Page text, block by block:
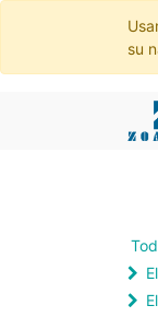
su